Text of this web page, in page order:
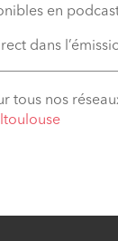
en
dans
tous nos